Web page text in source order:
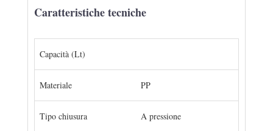
Caratteristiche tecniche
Capacità (Lt)
Materiale PP
Tipo chiusura A pressione